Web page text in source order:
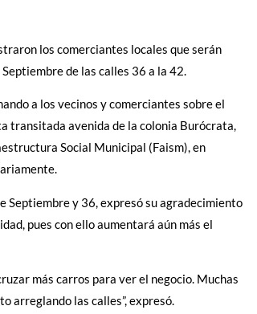
los comerciantes locales que serán
de las calles 36 a la 42.
a los vecinos y comerciantes sobre el
transitada avenida de la colonia Burócrata,
Social Municipal (Faism), en
Septiembre y 36, expresó su agradecimiento
pues con ello aumentará aún más el
más carros para ver el negocio. Muchas
arreglando las calles”, expresó.